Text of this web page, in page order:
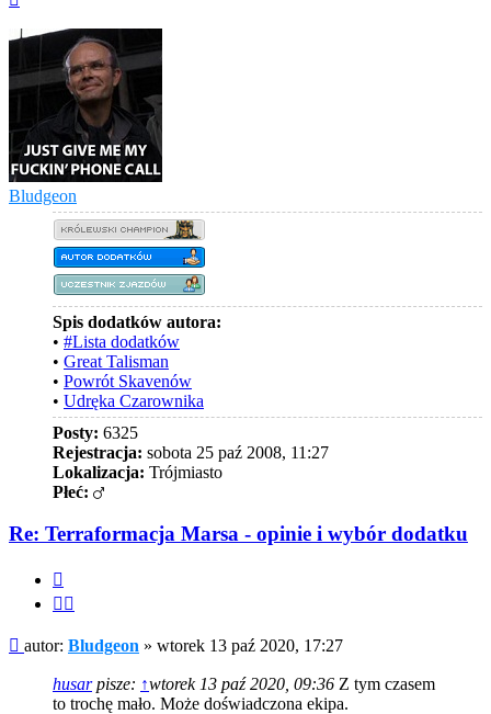
Bludgeon
Spis dodatków autora:
• #Lista dodatków
• Great Talisman
• Powrót Skavenów
• Udręka Czarownika
Posty: 6325
Rejestracja: sobota 25 paź 2008, 11:27
Lokalizacja: Trójmiasto
Płeć:
Re: Terraformacja Marsa - opinie i wybór dodatku
Post
autor: Bludgeon » wtorek 13 paź 2020, 17:27
husarpisze: ↑wtorek 13 paź 2020, 09:36 Z tym czasem
to trochę mało. Może doświadczona ekipa.